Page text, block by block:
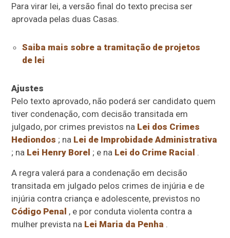
Para virar lei, a versão final do texto precisa ser
aprovada pelas duas Casas.
Saiba mais sobre a tramitação de projetos
de lei
Ajustes
Pelo texto aprovado, não poderá ser candidato quem
tiver condenação, com decisão transitada em
julgado, por crimes previstos na Lei dos Crimes
Hediondos ; na Lei de Improbidade Administrativa
; na Lei Henry Borel ; e na Lei do Crime Racial .
A regra valerá para a condenação em decisão
transitada em julgado pelos crimes de injúria e de
injúria contra criança e adolescente, previstos no
Código Penal , e por conduta violenta contra a
mulher prevista na Lei Maria da Penha .